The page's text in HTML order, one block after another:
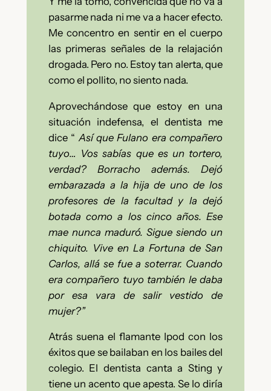
pasarme nada ni me va a hacer efecto.
Me concentro en sentir en el cuerpo
las primeras señales de la relajación
drogada. Pero no. Estoy tan alerta, que
como el pollito, no siento nada.
Aprovechándose que estoy en una
situación indefensa, el dentista me
dice “ Así que Fulano era compañero
tuyo… Vos sabías que es un tortero,
verdad? Borracho además. Dejó
embarazada a la hija de uno de los
profesores de la facultad y la dejó
botada como a los cinco años. Ese
mae nunca maduró. Sigue siendo un
chiquito. Vive en La Fortuna de San
Carlos, allá se fue a soterrar. Cuando
era compañero tuyo también le daba
por esa vara de salir vestido de
mujer?”
Atrás suena el flamante Ipod con los
éxitos que se bailaban en los bailes del
colegio. El dentista canta a Sting y
tiene un acento que apesta. Se lo diría